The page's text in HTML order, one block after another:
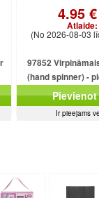
4.95 €
Atlaide:
(No 2026-08-03
97852
(hand spinner) -
Ir pieejams